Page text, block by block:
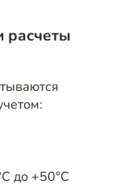
расчеты
до +50°C